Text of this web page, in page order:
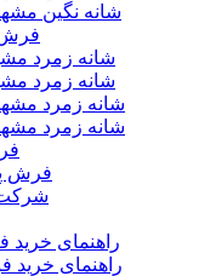
1500 شانه نگین
فرش
500 شانه زمرد
700 شانه زمرد
1200 شانه زمرد
1500 شانه زمرد
فرش
راهنمای
راهنمای